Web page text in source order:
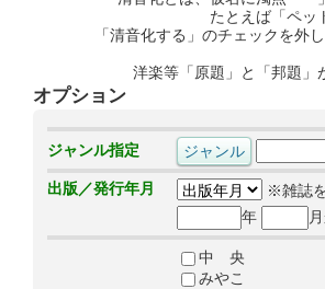
たとえば「ペッ
「清音化する」のチェックを外
洋楽等「原題」と「邦題」
オプション
ジャンル指定
出版／発行年月
※雑誌
年
中 央
みやこ